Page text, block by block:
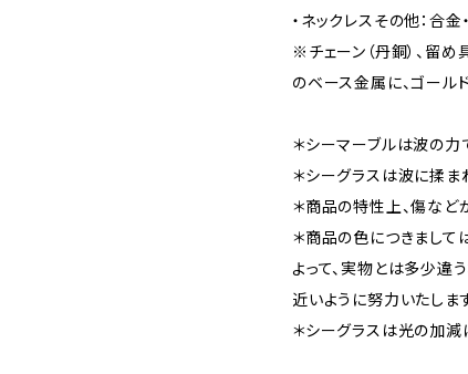
・ネックレスその他：合金
※チェーン（丹銅）、留め
のベース金属に、ゴール
＊シーマーブルは波の力
＊シーグラスは波に揉ま
＊商品の特性上、傷など
＊商品の色につきまして
よって、実物とは多少違
近いように努力いたしま
＊シーグラスは光の加減